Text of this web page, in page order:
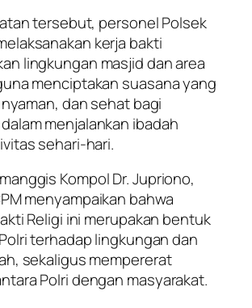
tersebut, personel Polsek
kerja bakti
lingkungan masjid dan area
menciptakan suasana yang
dan sehat bagi
menjalankan ibadah
sehari-hari.
Kompol Dr. Jupriono,
menyampaikan bahwa
Religi ini merupakan bentuk
terhadap lingkungan dan
sekaligus mempererat
Polri dengan masyarakat.